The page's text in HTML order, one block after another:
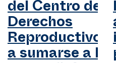
del Centro de
Derechos
Reproductivos
a sumarse a la